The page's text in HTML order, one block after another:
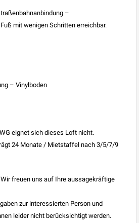
–
mit wenigen Schritten erreichbar.
– Vinylboden
eignet sich dieses Loft nicht.
24 Monate / Mietstaffel nach 3/5/7/9
freuen uns auf Ihre aussagekräftige
zur interessierten Person und
leider nicht berücksichtigt werden.